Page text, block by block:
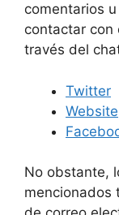
comentarios
contactar con
través del
Twitter
Website
No obstante,
mencionados